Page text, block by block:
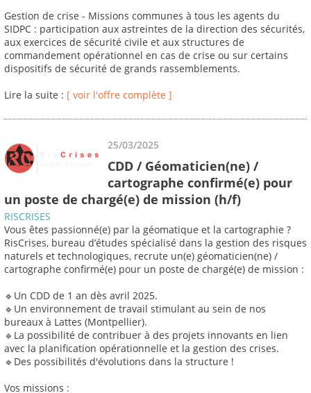
Gestion de crise - Missions communes à tous les agents du
SIDPC : participation aux astreintes de la direction des sécurités,
aux exercices de sécurité civile et aux structures de
commandement opérationnel en cas de crise ou sur certains
dispositifs de sécurité de grands rassemblements.
Lire la suite : [ voir l'offre complète ]
25/03/2025
CDD / Géomaticien(ne) /
cartographe confirmé(e) pour
un poste de chargé(e) de mission (h/f)
RISCRISES
Vous êtes passionné(e) par la géomatique et la cartographie ?
RisCrises, bureau d’études spécialisé dans la gestion des risques
naturels et technologiques, recrute un(e) géomaticien(ne) /
cartographe confirmé(e) pour un poste de chargé(e) de mission :
🔹Un CDD de 1 an dès avril 2025.
🔹Un environnement de travail stimulant au sein de nos
bureaux à Lattes (Montpellier).
🔹La possibilité de contribuer à des projets innovants en lien
avec la planification opérationnelle et la gestion des crises.
🔹Des possibilités d'évolutions dans la structure !
Vos missions :